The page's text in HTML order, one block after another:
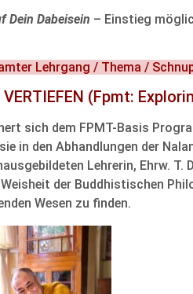
Dein Dabeisein – Einstieg
Lehrgang / Thema /
(Fpmt:
sich dem FPMT-Basis
in den Abhandlungen der
Lehrerin, Ehrw.
Weisheit der Buddhistischen
Wesen zu finden.